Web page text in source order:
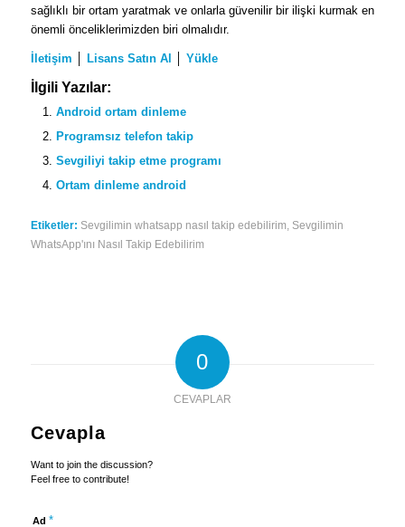
sağlıklı bir ortam yaratmak ve onlarla güvenilir bir ilişki kurmak en
önemli önceliklerimizden biri olmalıdır.
İletişim Lisans Satın Al Yükle
İlgili Yazılar:
Android ortam dinleme
Programsız telefon takip
Sevgiliyi takip etme programı
Ortam dinleme android
Etiketler: Sevgilimin whatsapp nasıl takip edebilirim
Sevgilimin
WhatsApp'ını Nasıl Takip Edebilirim
0
CEVAPLAR
Cevapla
Want to join the discussion?
Feel free to contribute!
Ad *